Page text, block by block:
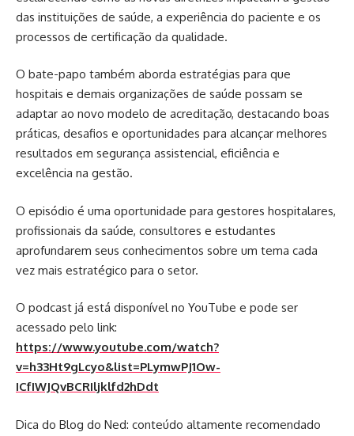
das instituições de saúde, a experiência do paciente e os
processos de certificação da qualidade.
O bate-papo também aborda estratégias para que
hospitais e demais organizações de saúde possam se
adaptar ao novo modelo de acreditação, destacando boas
práticas, desafios e oportunidades para alcançar melhores
resultados em segurança assistencial, eficiência e
excelência na gestão.
O episódio é uma oportunidade para gestores hospitalares,
profissionais da saúde, consultores e estudantes
aprofundarem seus conhecimentos sobre um tema cada
vez mais estratégico para o setor.
O podcast já está disponível no YouTube e pode ser
acessado pelo link:
https://www.youtube.com/watch?
v=h33Ht9gLcyo&list=PLymwPJ1Ow-
ICfIWJQvBCRIljklfd2hDdt
Dica do Blog do Ned: conteúdo altamente recomendado